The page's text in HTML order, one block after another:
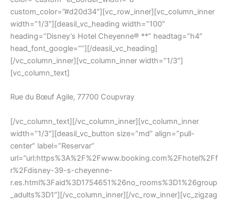
custom_color=”#d20d34″][vc_row_inner][vc_column_inner
width=”1/3″][deasil_vc_heading width=”100″
heading=”Disney’s Hotel Cheyenne® **” headtag=”h4″
head_font_google=””][/deasil_vc_heading]
[/vc_column_inner][vc_column_inner width=”1/3″]
[vc_column_text]
Rue du Bœuf Agile, 77700 Coupvray
[/vc_column_text][/vc_column_inner][vc_column_inner
width=”1/3″][deasil_vc_button size=”md” align=”pull-
center” label=”Reservar”
url=”url:https%3A%2F%2Fwww.booking.com%2Fhotel%2Ff
r%2Fdisney-39-s-cheyenne-
r.es.html%3Faid%3D1754651%26no_rooms%3D1%26group
_adults%3D1″][/vc_column_inner][/vc_row_inner][vc_zigzag